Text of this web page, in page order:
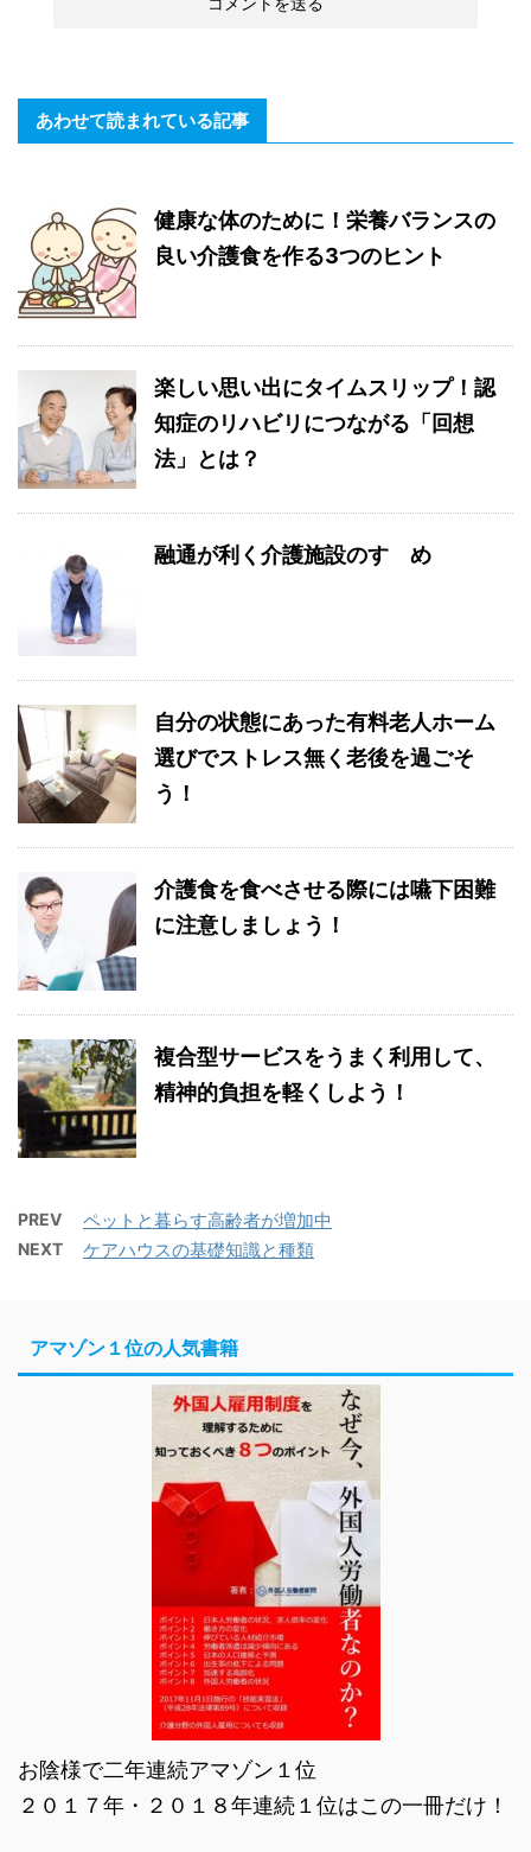
あわせて読まれている記事
健康な体のために！栄養バランスの
良い介護食を作る3つのヒント
楽しい思い出にタイムスリップ！認
知症のリハビリにつながる「回想
法」とは？
融通が利く介護施設のすゝめ
自分の状態にあった有料老人ホーム
選びでストレス無く老後を過ごそ
う！
介護食を食べさせる際には嚥下困難
に注意しましょう！
複合型サービスをうまく利用して、
精神的負担を軽くしよう！
PREV ペットと暮らす高齢者が増加中
NEXT ケアハウスの基礎知識と種類
アマゾン１位の人気書籍
お陰様で二年連続アマゾン１位
２０１７年・２０１８年連続１位はこの一冊だけ！